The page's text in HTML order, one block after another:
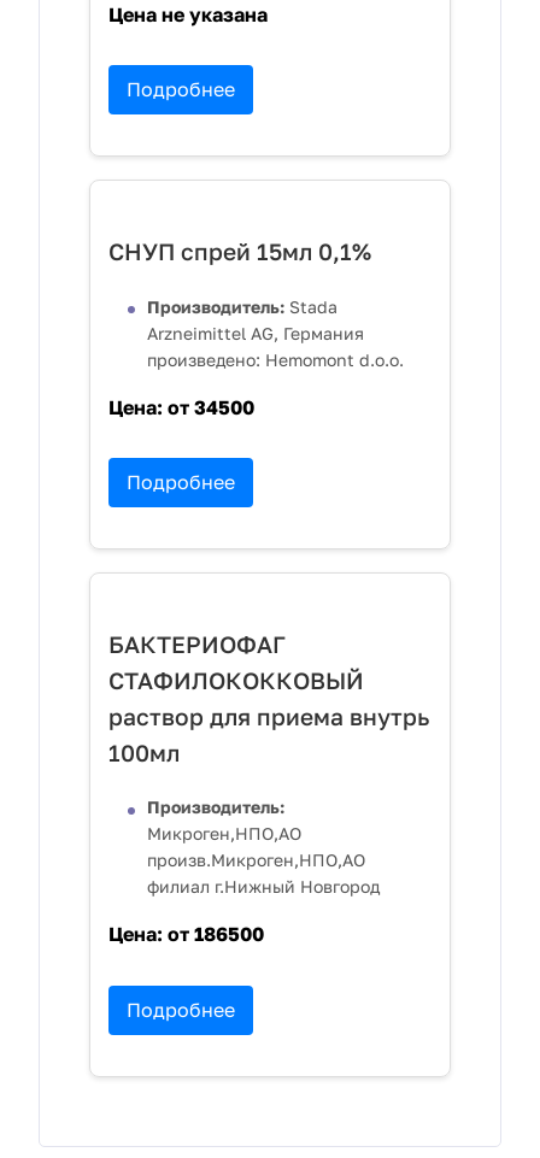
Цена не указана
Подробнее
СНУП спрей 15мл 0,1%
Производитель: Stada
Arzneimittel AG, Германия
произведено: Hemomont d.o.o.
Цена: от 34500
Подробнее
БАКТЕРИОФАГ
СТАФИЛОКОККОВЫЙ
раствор для приема внутрь
100мл
Производитель:
Микроген,НПО,АО
произв.Микроген,НПО,АО
филиал г.Нижный Новгород
Цена: от 186500
Подробнее